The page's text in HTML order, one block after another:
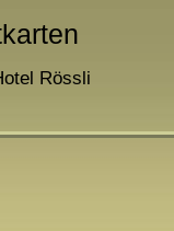
Rössli